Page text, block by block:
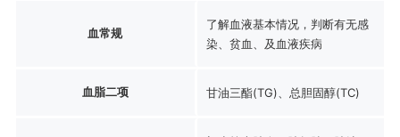
血常规
了解血液基本情况，判断有无感
染、贫血、及血液疾病
血脂二项 甘油三酯(TG)、总胆固醇(TC)